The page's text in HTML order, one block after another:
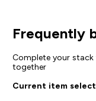
Frequently
Complete your
together
Current item